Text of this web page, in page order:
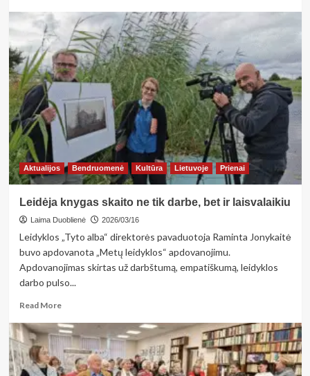
about
Paskirtas
finansavimas
kultūros
ir
meno
projektams
Aktualijos Bendruomenė Kultūra Lietuvoje Prienai
Leidėja knygas skaito ne tik darbe, bet ir laisvalaikiu
Laima Duoblienė 2026/03/16
Leidyklos „Tyto alba“ direktorės pavaduotoja Raminta Jonykaitė
buvo apdovanota „Metų leidyklos“ apdovanojimu.
Apdovanojimas skirtas už darbštumą, empatiškumą, leidyklos
darbo pulso...
Read MoreRead
about
Leidėja
knygas
skaito